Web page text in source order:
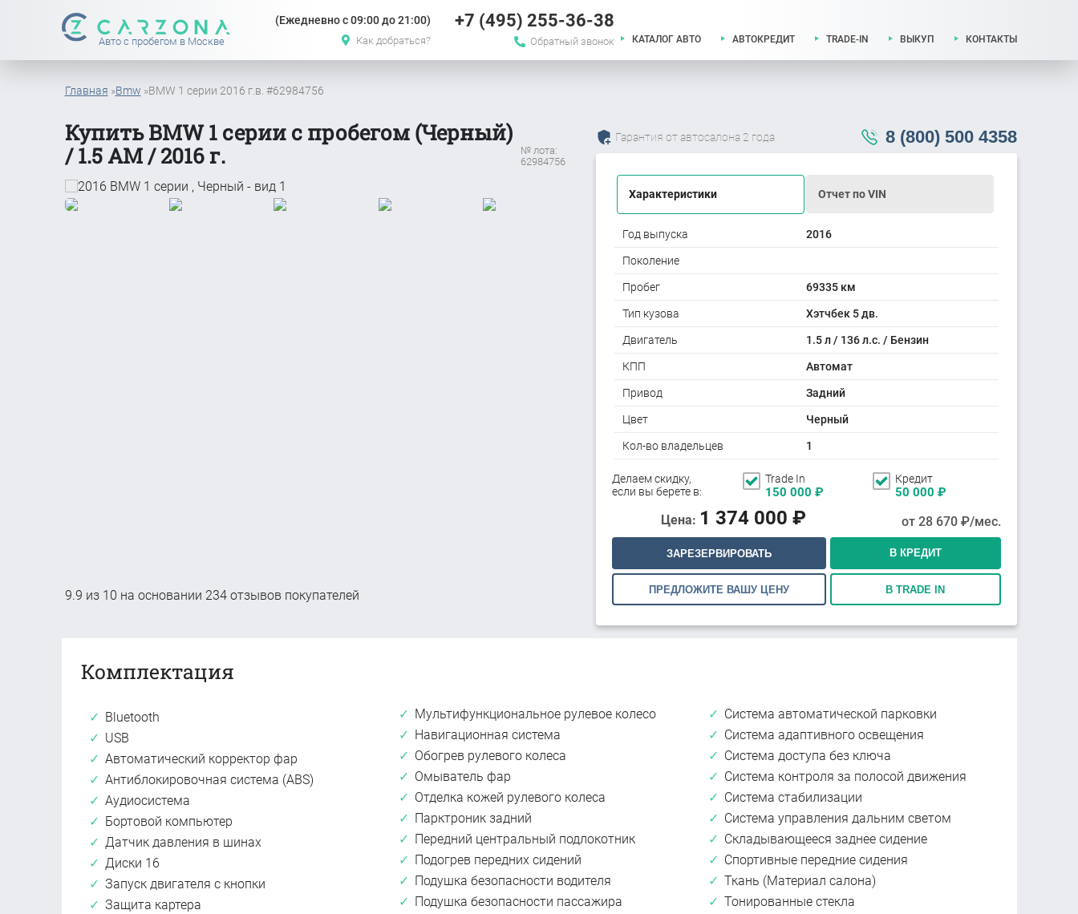
Авто с пробегом в Москве
(Ежедневно с 09:00 до 21:00)
Как добраться?
+7 (495) 255-36-38
Обратный звонок КАТАЛОГ АВТО АВТОКРЕДИТ TRADE-IN ВЫКУП КОНТАКТЫ
Главная »Bmw »BMW 1 серии 2016 г.в. #62984756
Купить BMW 1 серии с пробегом (Черный)
/ 1.5 АМ / 2016 г.
№ лота:
62984756
9.9 из 10 на основании 234отзывов покупателей
Гарантия от автосалона 2 года 8 (800) 500 4358
Характеристики Отчет по VIN
Год выпуска 2016
Поколение
Пробег 69335 км
Тип кузова Хэтчбек 5 дв.
Двигатель 1.5 л / 136 л.с. / Бензин
КПП Автомат
Привод Задний
Цвет Черный
Кол-во владельцев 1
Делаем скидку,
если вы берете в:
Trade In
150 000 ₽
Кредит
50 000 ₽
Цена: 1 374 000 ₽ от 28 670₽/мес.
ЗАРЕЗЕРВИРОВАТЬ В КРЕДИТ
ПРЕДЛОЖИТЕ ВАШУ ЦЕНУ В TRADE IN
Комплектация
Bluetooth
USB
Автоматический корректор фар
Антиблокировочная система (ABS)
Аудиосистема
Бортовой компьютер
Датчик давления в шинах
Диски 16
Запуск двигателя с кнопки
Защита картера
Мультифункциональное рулевое колесо
Навигационная система
Обогрев рулевого колеса
Омыватель фар
Отделка кожей рулевого колеса
Парктроник задний
Передний центральный подлокотник
Подогрев передних сидений
Подушка безопасности водителя
Подушка безопасности пассажира
Система автоматической парковки
Система адаптивного освещения
Система доступа без ключа
Система контроля за полосой движения
Система стабилизации
Система управления дальним светом
Складывающееся заднее сидение
Спортивные передние сидения
Ткань (Материал салона)
Тонированные стекла